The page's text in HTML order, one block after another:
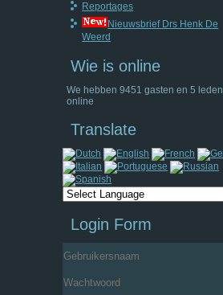
Reportages
Nieuwsbrief Drs Henk De
Weerd
Wie is online
We hebben 9451 gasten en 5 leden
online
Translate
Login Form